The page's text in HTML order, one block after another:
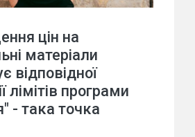
цін на
матеріали
відповідної
лімітів програми
- така точка